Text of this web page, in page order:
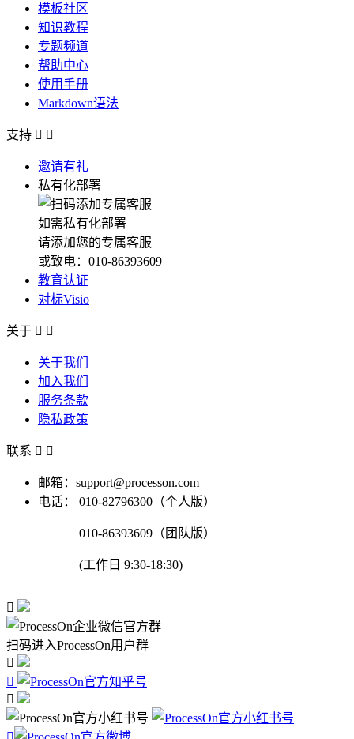
模板社区
知识教程
专题频道
帮助中心
使用手册
Markdown语法
支持  
邀请有礼
私有化部署
如需私有化部署
请添加您的专属客服
或致电：010-86393609
教育认证
对标Visio
关于  
关于我们
加入我们
服务条款
隐私政策
联系  
邮箱：support@processon.com
电话：
010-82796300（个人版）
010-86393609（团队版）
(工作日 9:30-18:30)

扫码进入ProcessOn用户群


